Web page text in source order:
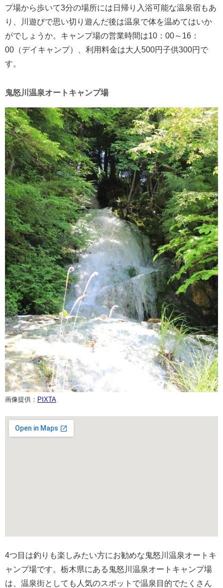
プ場から歩いて3分の場所には日帰り入浴可能な温泉宿もあ
り、川遊びで思い切り遊んだ後は温泉で体を温めてはいか
がでしょうか。キャンプ場の営業時間は10：00～16：
00（デイキャンプ）、利用料金は大人500円子供300円で
す。
鬼怒川温泉オートキャンプ場
画像提供： PIXTA
4つ目は釣りも楽しみたい方にお勧めな鬼怒川温泉オートキ
ャンプ場です。栃木県にある鬼怒川温泉オートキャンプ場
は、温泉街としても人気のスポットで温泉目的でたくさん